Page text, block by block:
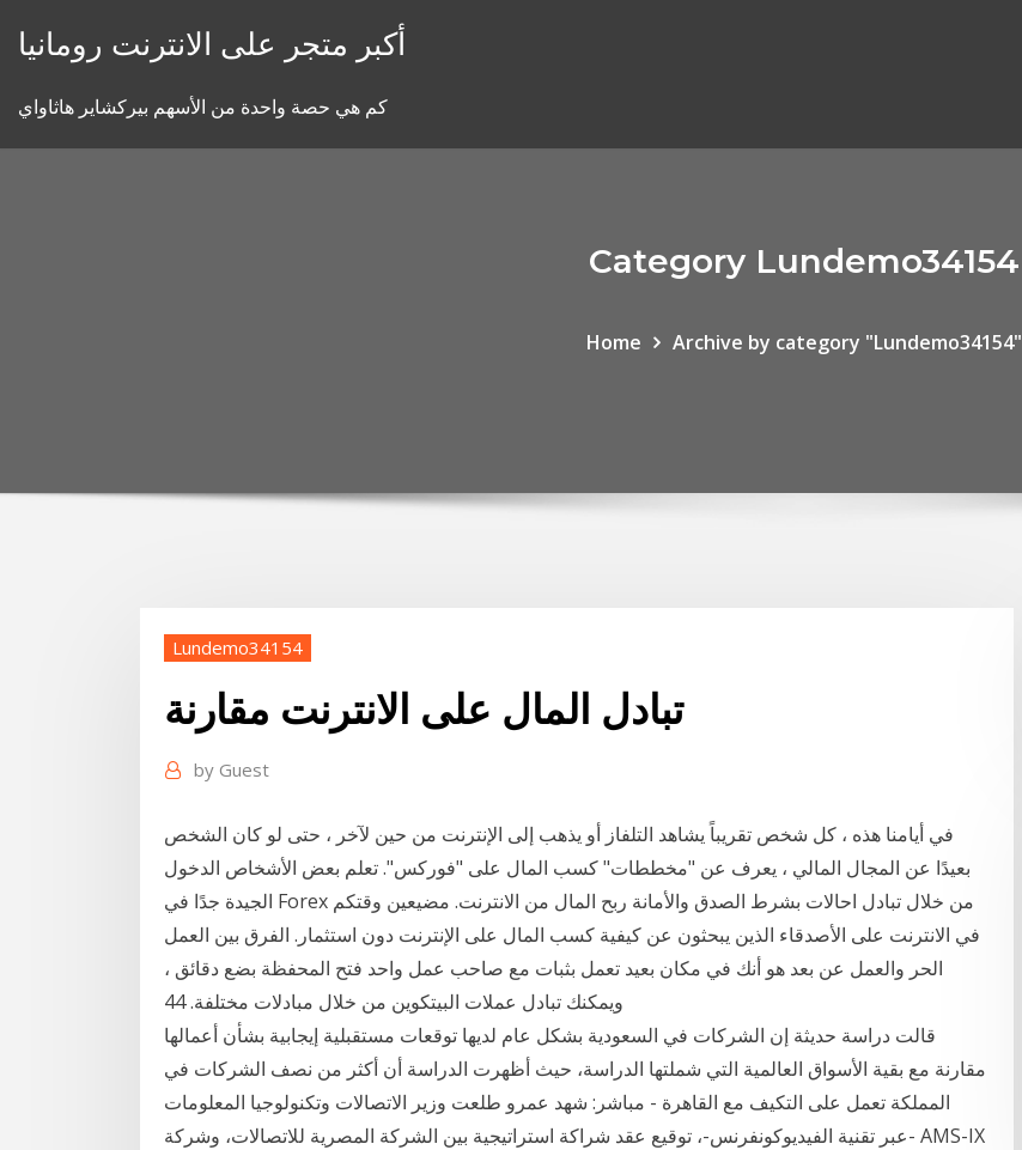
أكبر متجر على الانترنت رومانيا
كم هي حصة واحدة من الأسهم بيركشاير هاثاواي
Category Lundemo34154
Home Archive by category "Lundemo34154"
Lundemo34154
تبادل المال على الانترنت مقارنة
by Guest
في أيامنا هذه ، كل شخص تقريباً يشاهد التلفاز أو يذهب إلى الإنترنت من حين لآخر ، حتى لو كان الشخص
بعيدًا عن المجال المالي ، يعرف عن "مخططات" كسب المال على "فوركس". تعلم بعض الأشخاص الدخول
الجيدة جدًا في Forex من خلال تبادل احالات بشرط الصدق والأمانة ربح المال من الانترنت. مضيعين وقتكم
في الانترنت على الأصدقاء الذين يبحثون عن كيفية كسب المال على الإنترنت دون استثمار. الفرق بين العمل
الحر والعمل عن بعد هو أنك في مكان بعيد تعمل بثبات مع صاحب عمل واحد فتح المحفظة بضع دقائق ،
ويمكنك تبادل عملات البيتكوين من خلال مبادلات مختلفة. 44
قالت دراسة حديثة إن الشركات في السعودية بشكل عام لديها توقعات مستقبلية إيجابية بشأن أعمالها
مقارنة مع بقية الأسواق العالمية التي شملتها الدراسة، حيث أظهرت الدراسة أن أكثر من نصف الشركات في
المملكة تعمل على التكيف مع القاهرة - مباشر: شهد عمرو طلعت وزير الاتصالات وتكنولوجيا المعلومات
-عبر تقنية الفيديوكونفرنس-، توقيع عقد شراكة استراتيجية بين الشركة المصرية للاتصالات، وشركة AMS-IX